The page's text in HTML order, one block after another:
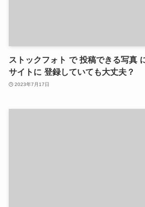
ストックフォト で 投稿できる写真
サイトに 登録していても大丈夫？
2023年7月17日